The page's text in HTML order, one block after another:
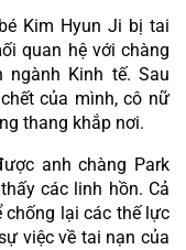
Kim Hyun Ji bị tai
quan hệ với chàng
Kinh tế. Sau
của mình, cô nữ
thang khắp nơi.
anh chàng Park
các linh hồn. Cả
chống lại các thế lực
việc về tai nạn của